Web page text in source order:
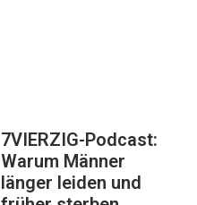
7VIERZIG-Podcast:
Warum Männer
länger leiden und